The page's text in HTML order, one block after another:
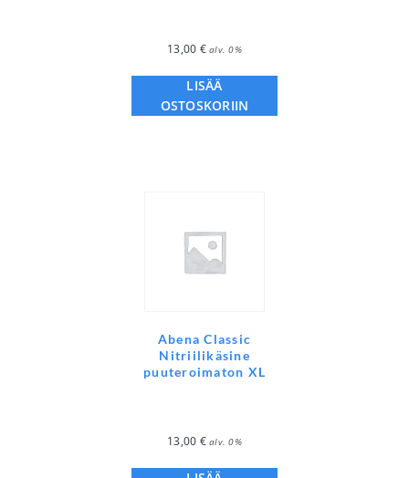
13,00 € alv. 0%
LISÄÄ
OSTOSKORIIN
Abena Classic
Nitriilikäsine
puuteroimaton XL
13,00 € alv. 0%